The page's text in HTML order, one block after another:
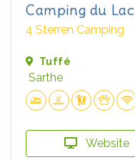
Camping du Lac
4 Sterren Camping
Tuffé
Sarthe
Website